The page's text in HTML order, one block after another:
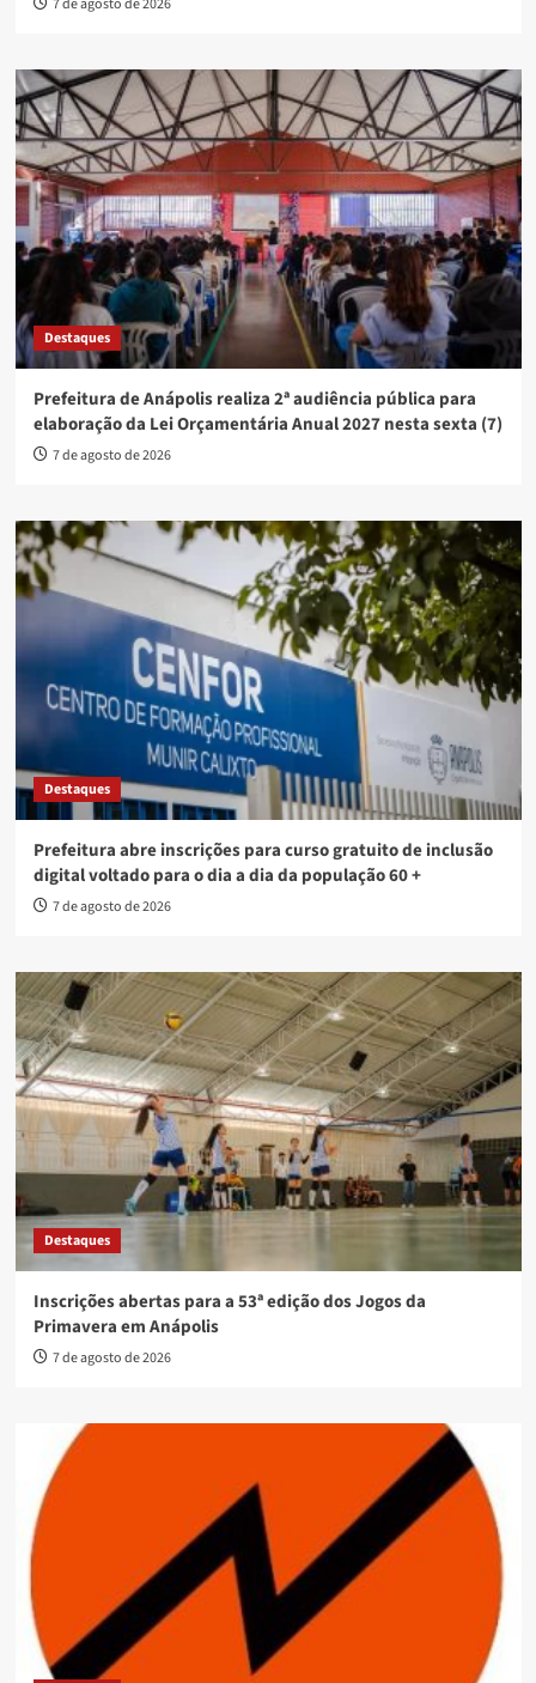
7 de agosto de 2026
Destaques
Prefeitura de Anápolis realiza 2ª audiência pública para
elaboração da Lei Orçamentária Anual 2027 nesta sexta (7)
7 de agosto de 2026
Destaques
Prefeitura abre inscrições para curso gratuito de inclusão
digital voltado para o dia a dia da população 60 +
7 de agosto de 2026
Destaques
Inscrições abertas para a 53ª edição dos Jogos da
Primavera em Anápolis
7 de agosto de 2026